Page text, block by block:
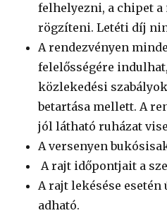
felhelyezni, a chipet
rögzíteni. Letéti díj
A rendezvényen
felelősségére
közlekedési szabályok
betartása mellett. A
jól látható ruházat
A versenyen
A rajt időpontjait a
A rajt lekésése
adható.